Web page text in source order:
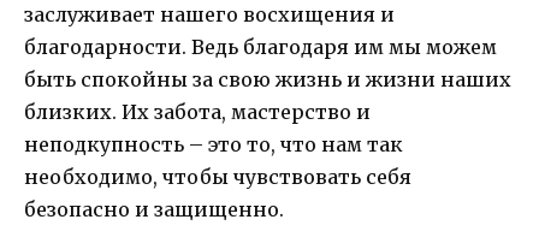
заслуживает нашего восхищения и
благодарности. Ведь благодаря им мы можем
быть спокойны за свою жизнь и жизни наших
близких. Их забота, мастерство и
неподкупность – это то, что нам так
необходимо, чтобы чувствовать себя
безопасно и защищенно.